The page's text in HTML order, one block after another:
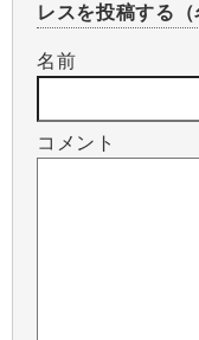
レスを投稿する（
名前
コメント